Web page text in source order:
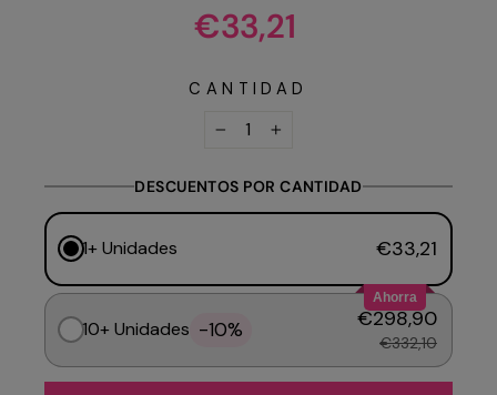
Precio
habitual
€33,21
CANTIDAD
DESCUENTOS POR CANTIDAD
1+ Unidades €33,21
Ahorra
10+ Unidades -10% €298,90
€332,10